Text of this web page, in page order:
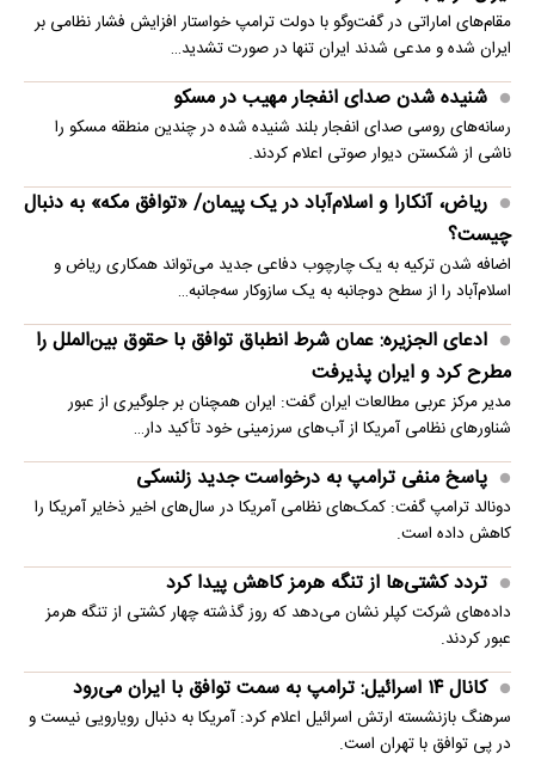
مقام‌های اماراتی در گفت‌وگو با دولت ترامپ خواستار افزایش فشار نظامی بر
ایران شده و مدعی شدند ایران تنها در صورت تشدید…
شنیده شدن صدای انفجار مهیب در مسکو
رسانه‌های روسی صدای انفجار بلند شنیده شده در چندین منطقه مسکو را
ناشی از شکستن دیوار صوتی اعلام کردند.
ریاض، آنکارا و اسلام‌آباد در یک پیمان/ «توافق مکه» به دنبال
چیست؟
اضافه شدن ترکیه به یک چارچوب دفاعی جدید می‌تواند همکاری ریاض و
اسلام‌آباد را از سطح دوجانبه به یک سازوکار سه‌جانبه…
ادعای الجزیره: عمان شرط انطباق توافق با حقوق بین‌الملل را
مطرح کرد و ایران پذیرفت
مدیر مرکز عربی مطالعات ایران گفت: ایران همچنان بر جلوگیری از عبور
شناورهای نظامی آمریکا از آب‌های سرزمینی خود تأکید دار…
پاسخ منفی ترامپ به درخواست جدید زلنسکی
دونالد ترامپ گفت: کمک‌های نظامی آمریکا در سال‌های اخیر ذخایر آمریکا را
کاهش داده است.
تردد کشتی‌ها از تنگه هرمز کاهش پیدا کرد
داده‌های شرکت کپلر نشان می‌دهد که روز گذشته چهار کشتی از تنگه هرمز
عبور کردند.
کانال ۱۴ اسرائیل: ترامپ به سمت توافق با ایران می‌رود
سرهنگ بازنشسته ارتش اسرائیل اعلام کرد: آمریکا به دنبال رویارویی نیست و
در پی توافق با تهران است.